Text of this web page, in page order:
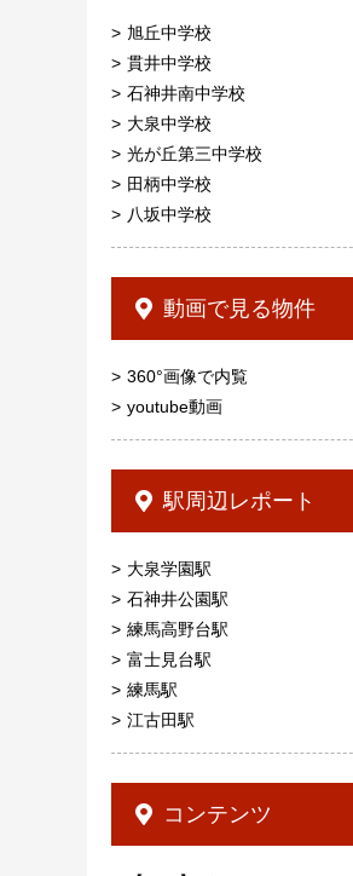
旭丘中学校
貫井中学校
石神井南中学校
大泉中学校
光が丘第三中学校
田柄中学校
八坂中学校
動画で見る物件
360°画像で内覧
youtube動画
駅周辺レポート
大泉学園駅
石神井公園駅
練馬高野台駅
富士見台駅
練馬駅
江古田駅
コンテンツ